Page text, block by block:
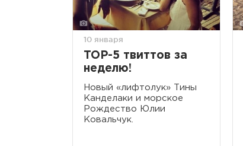
10 января
TOP-5 твиттов за
неделю!
Новый «лифтолук» Тины
Канделаки и морское
Рождество Юлии
Ковальчук.